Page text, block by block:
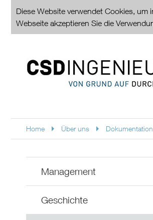
Diese Website verwendet Cookies, um
Webseite akzeptieren Sie die
Home Über uns
Management
Geschichte